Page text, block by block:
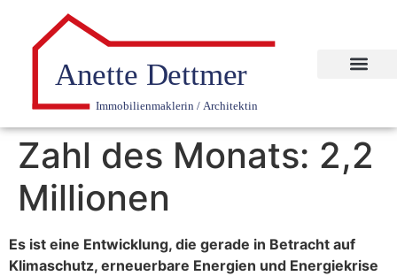
Zahl des Monats: 2,2
Millionen
Es ist eine Entwicklung, die gerade in Betracht auf
Klimaschutz, erneuerbare Energien und Energiekrise